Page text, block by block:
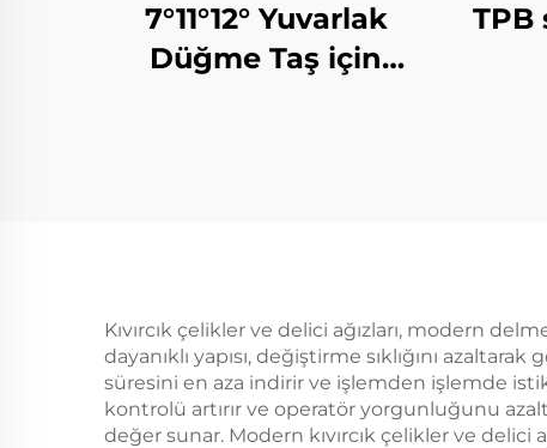
7°11°12° Yuvarlak
Düğme Taş için
TPB
Kıvırcık çelikler ve delici ağızları, modern
dayanıklı yapısı, değiştirme sıklığını
süresini en aza indirir ve işlemden işlemde
kontrolü artırır ve operatör yorgunluğunu
değer sunar. Modern kıvırcık çelikler ve delici